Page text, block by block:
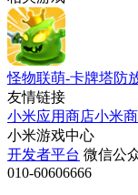
怪物联萌-卡牌塔防
友情链接
小米应用商店小米
小米游戏中心
开发者平台 微信公
010-60606666